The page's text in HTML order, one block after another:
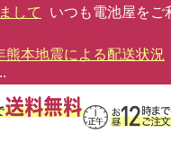
して
いつも電池屋をご
熊本地震による配送状況